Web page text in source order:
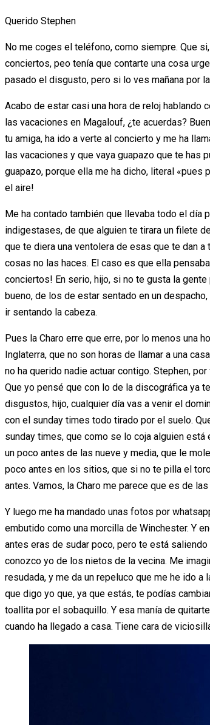
Querido Stephen
No me coges el teléfono, como siempre. Que
conciertos, peo tenía que contarte una cosa
pasado el disgusto, pero si lo ves mañana por
Acabo de estar casi una hora de reloj hablando
las vacaciones en Magalouf, ¿te acuerdas?
tu amiga, ha ido a verte al concierto y me ha
las vacaciones y que vaya guapazo que te has
guapazo, porque ella me ha dicho, literal «pues
el aire!
Me ha contado también que llevaba todo el día
indigestases, de que alguien te tirara un filete
que te diera una ventolera de esas que te dan
cosas no las haces. El caso es que ella
conciertos! En serio, hijo, si no te gusta la
bueno, de los de estar sentado en un
ir sentando la cabeza.
Pues la Charo erre que erre, por lo menos una
Inglaterra, que no son horas de llamar a una
no ha querido nadie actuar contigo. Stephen,
Que yo pensé que con lo de la discográfica ya
disgustos, hijo, cualquier día vas a venir el
con el sunday times todo tirado por el suelo.
sunday times, que como se lo coja alguien
un poco antes de las nueve y media, que le
poco antes en los sitios, que si no te pilla el
antes. Vamos, la Charo me parece que es de
Y luego me ha mandado unas fotos por
embutido como una morcilla de Winchester. Y
antes eras de sudar poco, pero te está
conozco yo de los nietos de la vecina. Me
resudada, y me da un repeluco que me he ido
que digo yo que, ya que estás, te podías
toallita por el sobaquillo. Y esa manía de
cuando ha llegado a casa. Tiene cara de